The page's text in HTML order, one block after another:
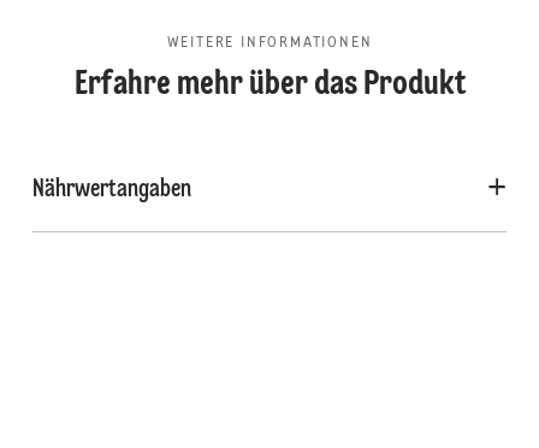
WEITERE INFORMATIONEN
Erfahre mehr über das Produkt
Nährwertangaben